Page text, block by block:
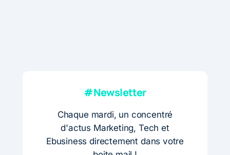
#Newsletter
Chaque mardi, un concentré
d'actus Marketing, Tech et
Ebusiness directement dans votre